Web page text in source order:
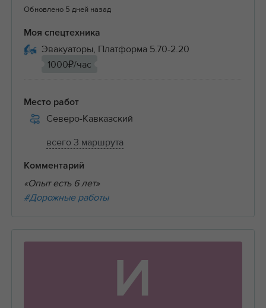
Обновлено 5 дней назад
Моя спецтехника
Эвакуаторы, Платформа 5.70-2.20
1000₽/час
Место работ
Северо-Кавказский
всего 3 маршрута
Комментарий
«Опыт есть 6 лет»
#Дорожные работы
И